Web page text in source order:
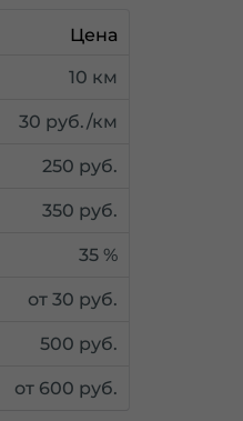
Цена
10 км
30 руб./км
250 руб.
350 руб.
35 %
от 30 руб.
500 руб.
от 600 руб.